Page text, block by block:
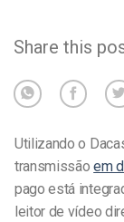
Share this
Utilizando o
transmissãoem
pago está
leitor de vídeo